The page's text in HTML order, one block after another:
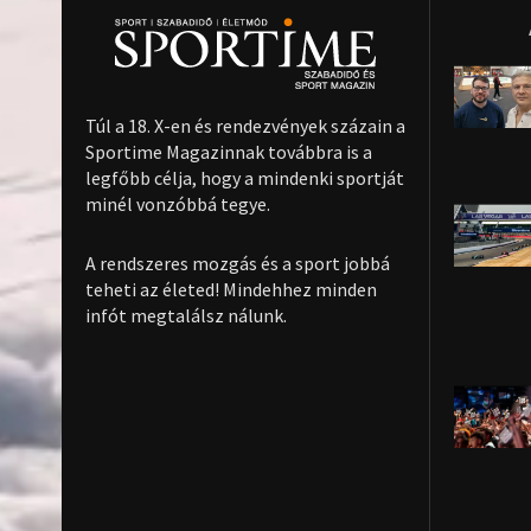
Túl a 18. X-en és rendezvények százain a
Sportime Magazinnak továbbra is a
legfőbb célja, hogy a mindenki sportját
minél vonzóbbá tegye.
A rendszeres mozgás és a sport jobbá
teheti az életed! Mindehhez minden
infót megtalálsz nálunk.